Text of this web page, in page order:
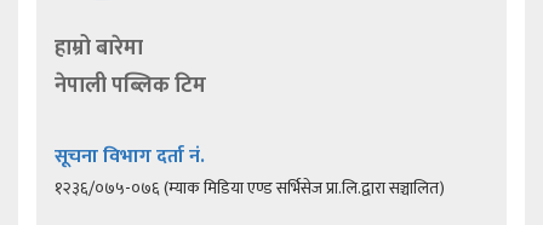
हाम्रो बारेमा
नेपाली पब्लिक टिम
सूचना विभाग दर्ता नं.
१२३६/०७५-०७६ (म्याक मिडिया एण्ड सर्भिसेज प्रा.लि.द्वारा सञ्चालित)